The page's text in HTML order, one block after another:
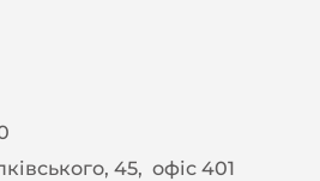
45, офіс 401